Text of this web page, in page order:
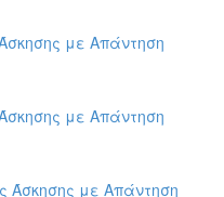
με Απάντηση
με Απάντηση
Άσκησης με Απάντηση